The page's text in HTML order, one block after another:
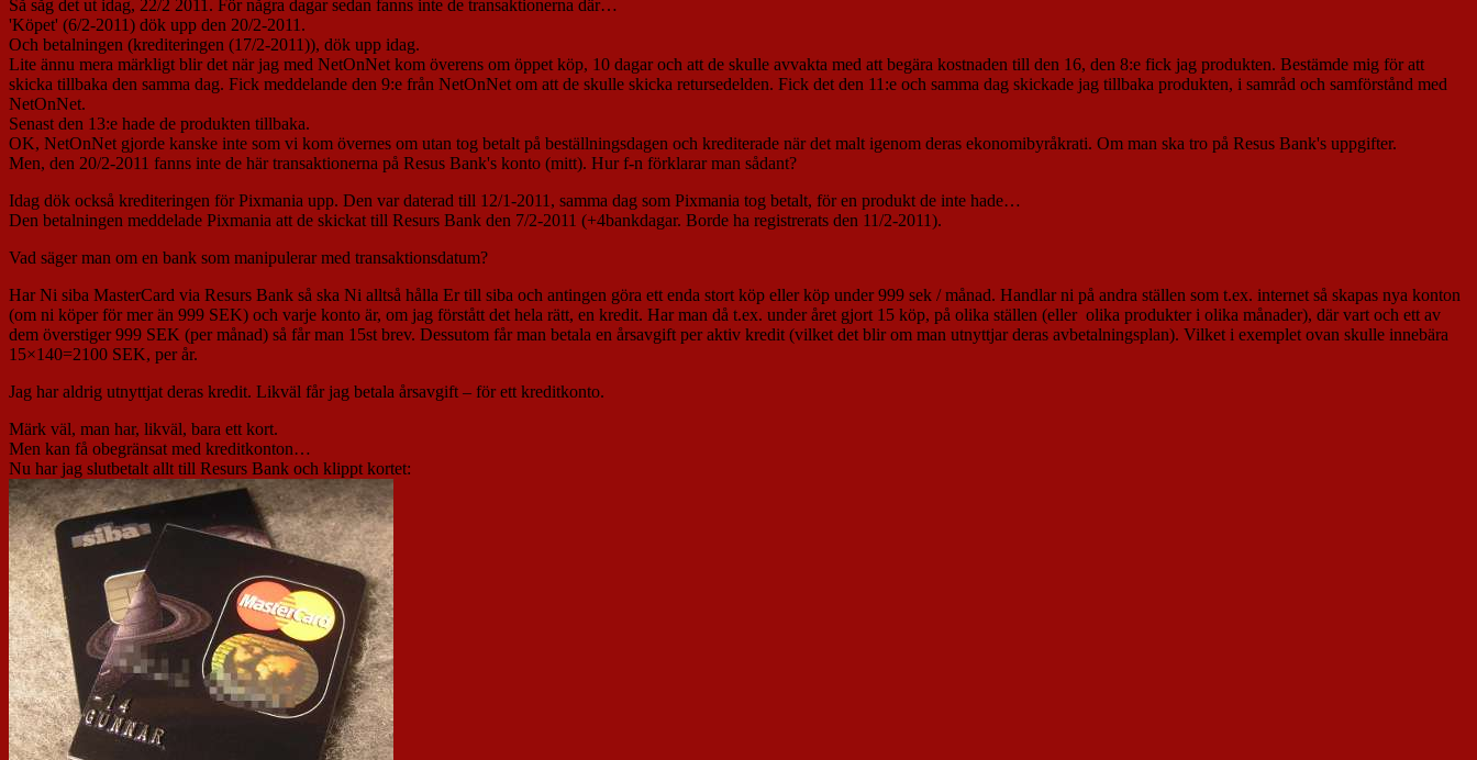
Så såg det ut idag, 22/2 2011. För några dagar sedan fanns inte de transaktionerna där…
'Köpet' (6/2-2011) dök upp den 20/2-2011.
Och betalningen (krediteringen (17/2-2011)), dök upp idag.
Lite ännu mera märkligt blir det när jag med NetOnNet kom överens om öppet köp, 10 dagar och att de skulle avvakta med att begära kostnaden till den 16, den 8:e fick jag produkten. Bestämde mig för att
skicka tillbaka den samma dag. Fick meddelande den 9:e från NetOnNet om att de skulle skicka retursedelden. Fick det den 11:e och samma dag skickade jag tillbaka produkten, i samråd och samförstånd med
NetOnNet.
Senast den 13:e hade de produkten tillbaka.
OK, NetOnNet gjorde kanske inte som vi kom övernes om utan tog betalt på beställningsdagen och krediterade när det malt igenom deras ekonomibyråkrati. Om man ska tro på Resus Bank's uppgifter.
Men, den 20/2-2011 fanns inte de här transaktionerna på Resus Bank's konto (mitt). Hur f-n förklarar man sådant?
Idag dök också krediteringen för Pixmania upp. Den var daterad till 12/1-2011, samma dag som Pixmania tog betalt, för en produkt de inte hade…
Den betalningen meddelade Pixmania att de skickat till Resurs Bank den 7/2-2011 (+4bankdagar. Borde ha registrerats den 11/2-2011).
Vad säger man om en bank som manipulerar med transaktionsdatum?
Har Ni siba MasterCard via Resurs Bank så ska Ni alltså hålla Er till siba och antingen göra ett enda stort köp eller köp under 999 sek / månad. Handlar ni på andra ställen som t.ex. internet så skapas nya konton
(om ni köper för mer än 999 SEK) och varje konto är, om jag förstått det hela rätt, en kredit. Har man då t.ex. under året gjort 15 köp, på olika ställen (eller olika produkter i olika månader), där vart och ett av
dem överstiger 999 SEK (per månad) så får man 15st brev. Dessutom får man betala en årsavgift per aktiv kredit (vilket det blir om man utnyttjar deras avbetalningsplan). Vilket i exemplet ovan skulle innebära
15×140=2100 SEK, per år.
Jag har aldrig utnyttjat deras kredit. Likväl får jag betala årsavgift – för ett kreditkonto.
Märk väl, man har, likväl, bara ett kort.
Men kan få obegränsat med kreditkonton…
Nu har jag slutbetalt allt till Resurs Bank och klippt kortet: